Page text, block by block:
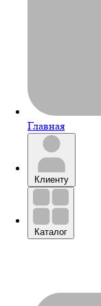
Главная
Клиенту
Каталог